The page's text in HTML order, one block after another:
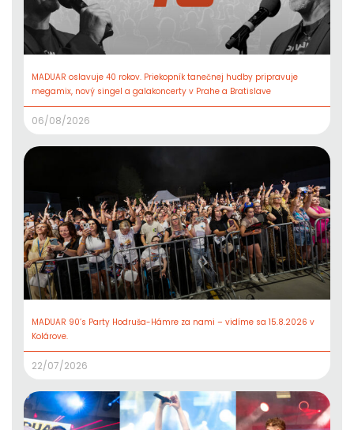
MADUAR oslavuje 40 rokov. Priekopník tanečnej hudby pripravuje
megamix, nový singel a galakoncerty v Prahe a Bratislave
06/08/2026
MADUAR 90’s Party Hodruša-Hámre za nami – vidíme sa 15.8.2026 v
Kolárove.
22/07/2026